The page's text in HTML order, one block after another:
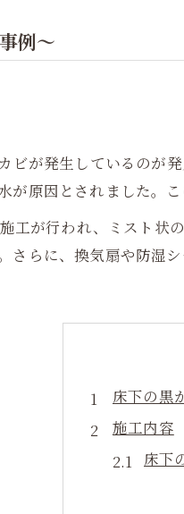
例～
ビが発生しているのが
が原因とされました。
工が行われ、ミスト状
さらに、換気扇や防湿
床下の黒
施工内容
床下
つ